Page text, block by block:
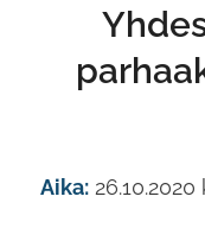
Aika:26.10.2020